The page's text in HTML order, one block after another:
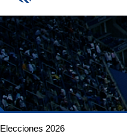
Elecciones 2026